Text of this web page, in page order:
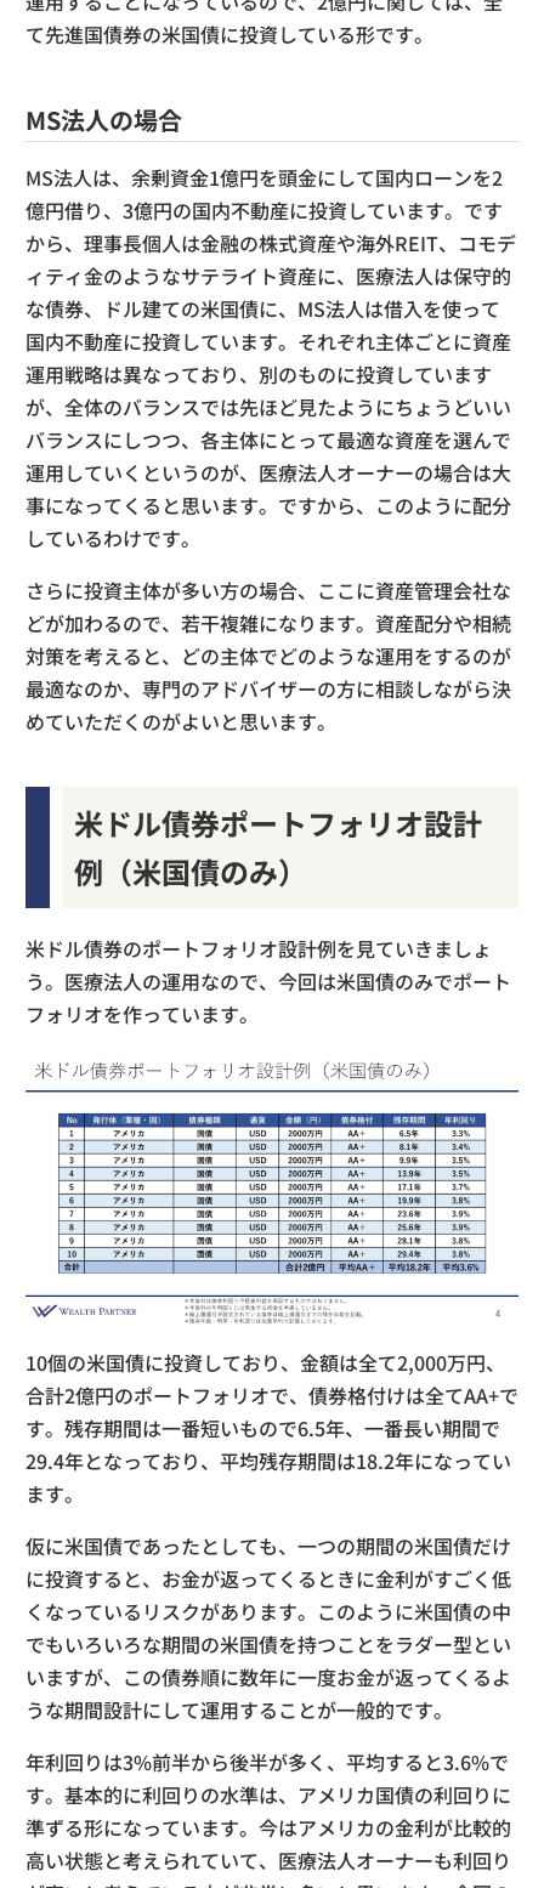
て先進国債券の米国債に投資している形です。
MS法人の場合
MS法人は、余剰資金1億円を頭金にして国内ローンを2
億円借り、3億円の国内不動産に投資しています。です
から、理事長個人は金融の株式資産や海外REIT、コモデ
ィティ金のようなサテライト資産に、医療法人は保守的
な債券、ドル建ての米国債に、MS法人は借入を使って
国内不動産に投資しています。それぞれ主体ごとに資産
運用戦略は異なっており、別のものに投資しています
が、全体のバランスでは先ほど見たようにちょうどいい
バランスにしつつ、各主体にとって最適な資産を選んで
運用していくというのが、医療法人オーナーの場合は大
事になってくると思います。ですから、このように配分
しているわけです。
さらに投資主体が多い方の場合、ここに資産管理会社な
どが加わるので、若干複雑になります。資産配分や相続
対策を考えると、どの主体でどのような運用をするのが
最適なのか、専門のアドバイザーの方に相談しながら決
めていただくのがよいと思います。
米ドル債券ポートフォリオ設計
例（米国債のみ）
米ドル債券のポートフォリオ設計例を見ていきましょ
う。医療法人の運用なので、今回は米国債のみでポート
フォリオを作っています。
10個の米国債に投資しており、金額は全て2,000万円、
合計2億円のポートフォリオで、債券格付けは全てAA+で
す。残存期間は一番短いもので6.5年、一番長い期間で
29.4年となっており、平均残存期間は18.2年になってい
ます。
仮に米国債であったとしても、一つの期間の米国債だけ
に投資すると、お金が返ってくるときに金利がすごく低
くなっているリスクがあります。このように米国債の中
でもいろいろな期間の米国債を持つことをラダー型とい
いますが、この債券順に数年に一度お金が返ってくるよ
うな期間設計にして運用することが一般的です。
年利回りは3%前半から後半が多く、平均すると3.6%で
す。基本的に利回りの水準は、アメリカ国債の利回りに
準ずる形になっています。今はアメリカの金利が比較的
高い状態と考えられていて、医療法人オーナーも利回り